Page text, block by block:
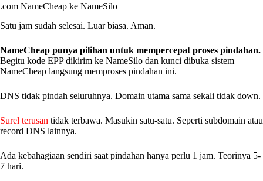
.com NameCheap ke NameSilo
Satu jam sudah selesai. Luar biasa. Aman.
NameCheap punya pilihan untuk mempercepat proses pindahan.
Begitu kode EPP dikirim ke NameSilo dan kunci dibuka sistem
NameCheap langsung memproses pindahan ini.
DNS tidak pindah seluruhnya. Domain utama sama sekali tidak down.
Surel terusan tidak terbawa. Masukin satu-satu. Seperti subdomain atau
record DNS lainnya.
Ada kebahagiaan sendiri saat pindahan hanya perlu 1 jam. Teorinya 5-
7 hari.